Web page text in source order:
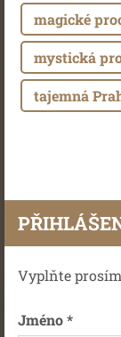
magické
mystická
tajemná
Vyplňte
Jméno *